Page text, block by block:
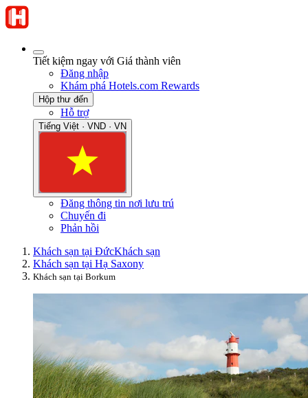
Tiết kiệm ngay với Giá thành viên
Đăng nhập
Khám phá Hotels.com Rewards
Hộp thư đến
Hỗ trợ
Tiếng Việt · VND · VN
Đăng thông tin nơi lưu trú
Chuyến đi
Phản hồi
Khách sạn tại ĐứcKhách sạn
Khách sạn tại Hạ Saxony
Khách sạn tại Borkum